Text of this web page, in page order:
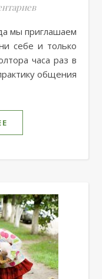
себе и только
часа раз в
общения